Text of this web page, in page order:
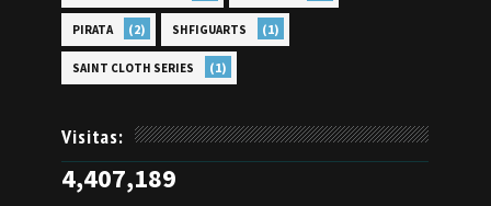
PIRATA (2) SHFIGUARTS (1)
SAINT CLOTH SERIES (1)
Visitas:
4,407,189